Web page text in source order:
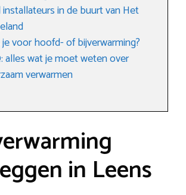
in de buurt van Het
voor hoofd- of bijverwarming?
alles wat je moet weten over
verwarmen
in Leens